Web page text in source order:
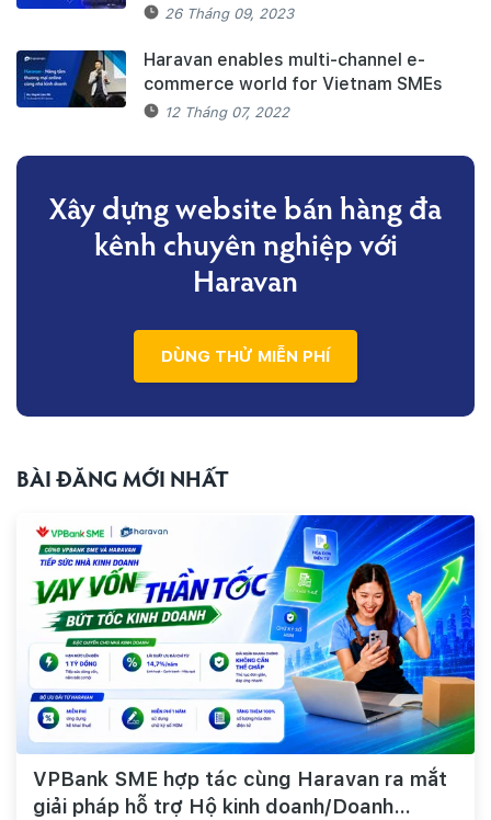
26 Tháng 09, 2023
Haravan enables multi-channel e-
commerce world for Vietnam SMEs
12 Tháng 07, 2022
Xây dựng website bán hàng đa
kênh chuyên nghiệp với
Haravan
DÙNG THỬ MIỄN PHÍ
BÀI ĐĂNG MỚI NHẤT
VPBank SME hợp tác cùng Haravan ra mắt
giải pháp hỗ trợ Hộ kinh doanh/Doanh